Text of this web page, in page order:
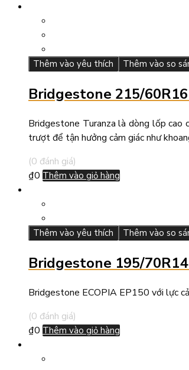
Thêm vào yêu thích Thêm vào so
Bridgestone 215/
Bridgestone Turanza là dòng lốp cao
trượt để tận hưởng cảm giác như
(0 đánh giá)
₫0 Thêm vào giỏ hàng
Thêm vào yêu thích Thêm vào so
Bridgestone 195/
Bridgestone ECOPIA EP150 với lực
(0 đánh giá)
₫0 Thêm vào giỏ hàng